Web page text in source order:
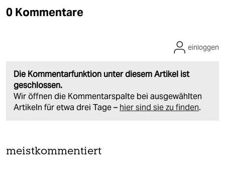
0 Kommentare
Die Kommentarfunktion unter diesem Artikel ist
geschlossen.
Wir öffnen die Kommentarspalte bei ausgewählten
Artikeln für etwa drei Tage – hier sind sie zu finden.
einloggen
meistkommentiert